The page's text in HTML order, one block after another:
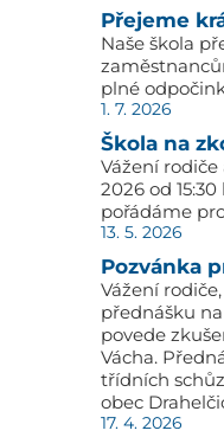
Přejeme
Naše škola
plné
1. 7. 2026
Škola na
Vážení rodiče
2026 od
pořádáme
13. 5. 2026
Pozvánka
Vážení
přednášku
povede
Vácha.
třídních
obec
17. 4. 2026